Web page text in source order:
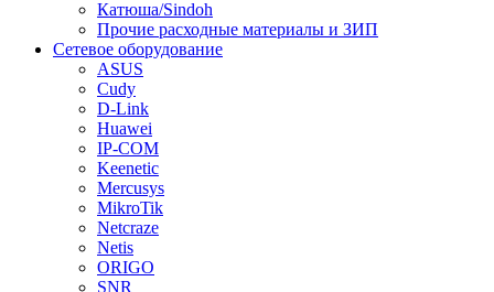
Катюша/Sindoh
Прочие расходные материалы и ЗИП
Сетевое оборудование
ASUS
Cudy
D-Link
Huawei
IP-COM
Keenetic
Mercusys
MikroTik
Netcraze
Netis
ORIGO
SNR